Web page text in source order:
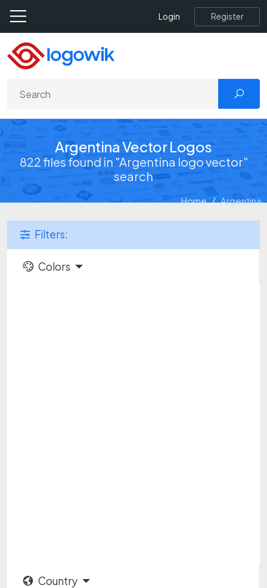
Login Register
Argentina Vector Logos
822 files found in "Argentina logo vector"
search
Home Argentina
Filters:
Colors
Country